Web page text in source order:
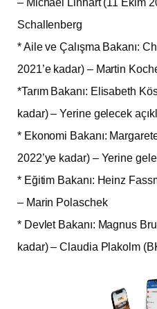
– Michael Linhart (11 Ekim
Schallenberg
* Aile ve Çalışma Bakanı:
2021’e kadar) – Martin
*Tarım Bakanı: Elisabeth
kadar) – Yerine gelecek
* Ekonomi Bakanı:
2022’ye kadar) – Yerine
* Eğitim Bakanı: Heinz
– Marin Polaschek
* Devlet Bakanı: Magnus
kadar) – Claudia Plakolm